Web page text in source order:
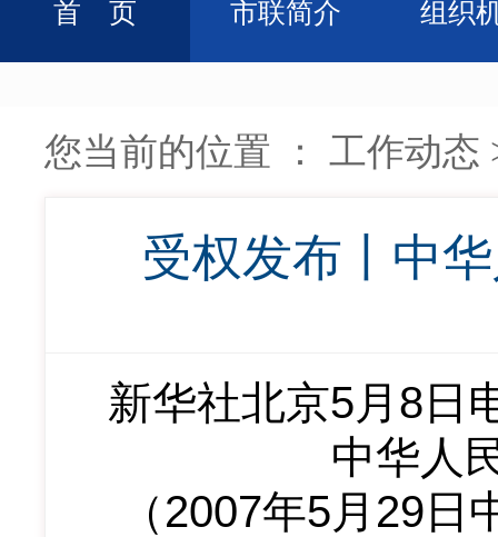
首 页 市联简介 组织
您当前的位置 ： 工作动态
受权发布丨中
新华社北京5月8日
中华人
（2007年5月29